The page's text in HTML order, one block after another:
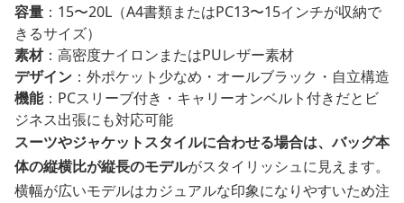
容量 ：15〜20L（A4書類またはPC13〜15インチが収納で
きるサイズ）
素材：高密度ナイロンまたはPUレザー素材
デザイン ：外ポケット少なめ・オールブラック・自立構造
機能：PCスリーブ付き・キャリーオンベルト付きだとビ
ジネス出張にも対応可能
スーツやジャケットスタイルに合わせる場合は、バッグ本
体の縦横比が縦長のモデルがスタイリッシュに見えます。
横幅が広いモデルはカジュアルな印象になりやすいため注